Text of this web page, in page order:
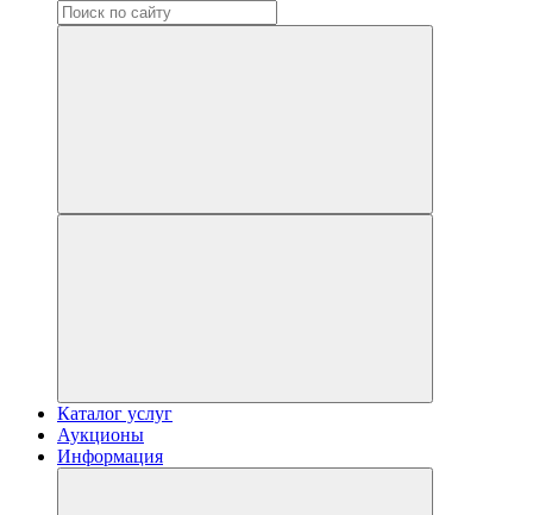
Каталог услуг
Аукционы
Информация